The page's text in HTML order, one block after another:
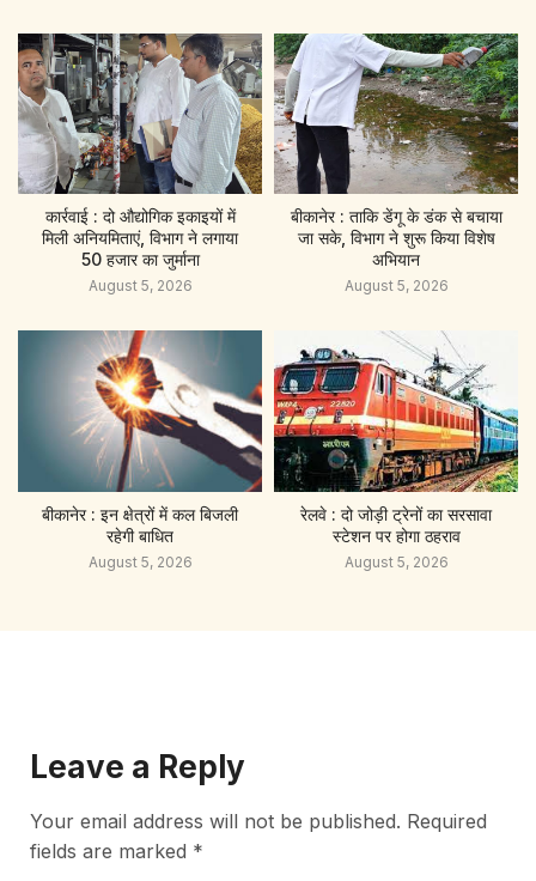
कार्रवाई : दो औद्योगिक इकाइयों में
मिली अनियमिताएं, विभाग ने लगाया
50 हजार का जुर्माना
August 5, 2026
बीकानेर : ताकि डेंगू के डंक से बचाया
जा सके, विभाग ने शुरू किया विशेष
अभियान
August 5, 2026
बीकानेर : इन क्षेत्रों में कल बिजली
रहेगी बाधित
August 5, 2026
रेलवे : दो जोड़ी ट्रेनों का सरसावा
स्टेशन पर होगा ठहराव
August 5, 2026
Leave a Reply
Your email address will not be published. Required
fields are marked *